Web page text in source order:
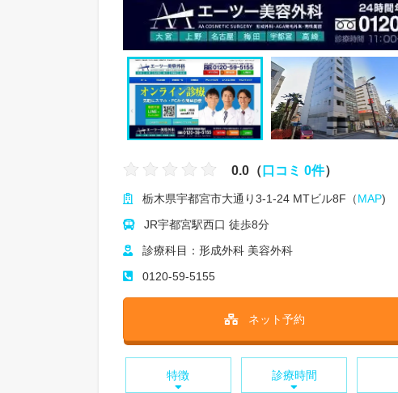
0.0（ 口コミ 0件）
栃木県宇都宮市大通り3-1-24 MTビル8F（MAP)
JR宇都宮駅西口 徒歩8分
診療科目：形成外科 美容外科
0120-59-5155
ネット予約
特徴 診療時間